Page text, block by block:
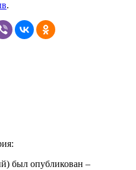
.
был опубликован –